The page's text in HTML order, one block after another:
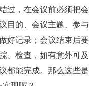
，在会议前必须把会
目的、会议主题、参与
好记录；会议结束后要
、检查，如有意外可及
都能完成。那么这些是